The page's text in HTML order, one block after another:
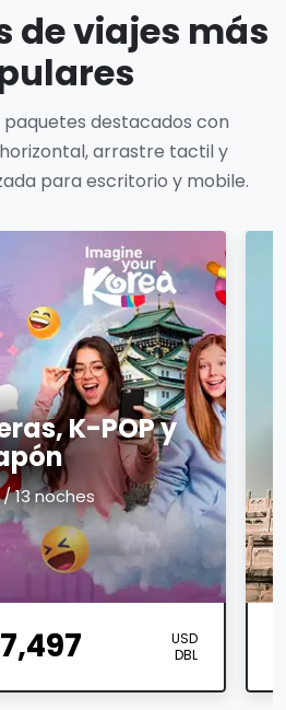
de viajes más
paquetes destacados con
arrastre tactil y
para escritorio y mobile.
K-POP y
13 noches
USD
DBL